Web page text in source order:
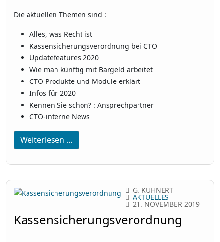
Die aktuellen Themen sind :
Alles, was Recht ist
Kassensicherungsverordnung bei CTO
Updatefeatures 2020
Wie man künftig mit Bargeld arbeitet
CTO Produkte und Module erklärt
Infos für 2020
Kennen Sie schon? : Ansprechpartner
CTO-interne News
Weiterlesen …
G. KUHNERT
AKTUELLES
21. NOVEMBER 2019
Kassensicherungsverordnung